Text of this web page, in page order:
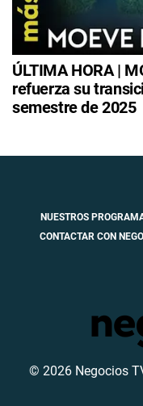
ÚLTIMA HORA |
refuerza su
semestre de 2025
NUESTROS
CONTACTAR CON
© 2026 Negocios